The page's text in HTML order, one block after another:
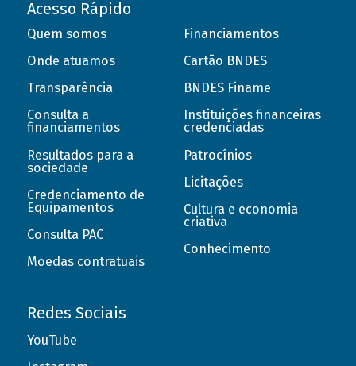
Acesso Rápido
Quem somos
Onde atuamos
Transparência
Consulta a
financiamentos
Resultados para a
sociedade
Credenciamento de
Equipamentos
Consulta PAC
Moedas contratuais
Financiamentos
Cartão BNDES
BNDES Finame
Instituições financeiras
credenciadas
Patrocínios
Licitações
Cultura e economia
criativa
Conhecimento
Redes Sociais
YouTube